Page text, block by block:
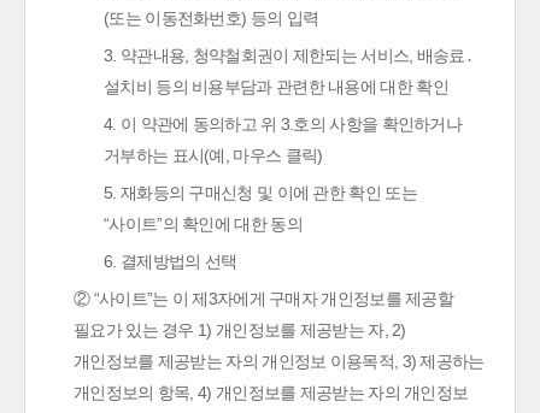
(또는 이동전화번호) 등의 입력
3. 약관내용, 청약철회권이 제한되는 서비스, 배송료․
설치비 등의 비용부담과 관련한 내용에 대한 확인
4. 이 약관에 동의하고 위 3.호의 사항을 확인하거나
거부하는 표시(예, 마우스 클릭)
5. 재화등의 구매신청 및 이에 관한 확인 또는
“사이트”의 확인에 대한 동의
6. 결제방법의 선택
② “사이트”는 이 제3자에게 구매자 개인정보를 제공할
필요가 있는 경우 1) 개인정보를 제공받는 자, 2)
개인정보를 제공받는 자의 개인정보 이용목적, 3) 제공하는
개인정보의 항목, 4) 개인정보를 제공받는 자의 개인정보